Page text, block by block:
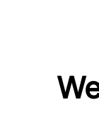
2026-03-31